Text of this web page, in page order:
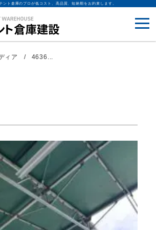
ント倉庫のプロが低コスト、高品質、短納期をお約束します。
ィア 4636...